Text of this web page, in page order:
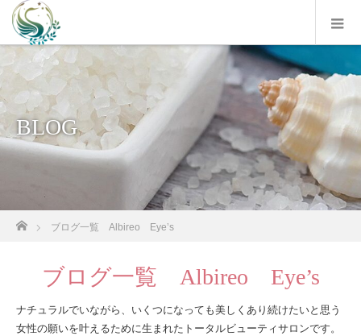
BLOG
ブログ一覧 Albireo Eye’s
ブログ一覧 Albireo Eye’s
ナチュラルでいながら、いくつになっても美しくあり続けたいと思う
女性の願いを叶えるために生まれたトータルビューティサロンです。